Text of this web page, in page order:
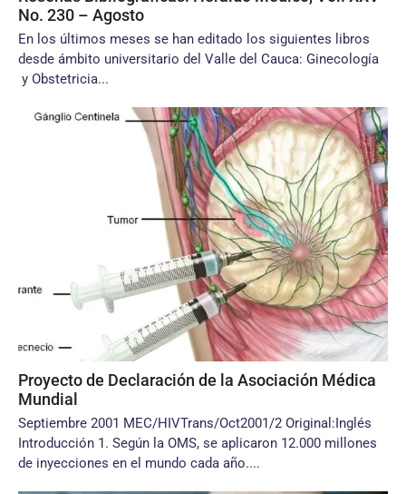
No. 230 – Agosto
En los últimos meses se han editado los siguientes libros
desde ámbito universitario del Valle del Cauca: Ginecología
y Obstetricia...
Proyecto de Declaración de la Asociación Médica
Mundial
Septiembre 2001 MEC/HIVTrans/Oct2001/2 Original:Inglés
Introducción 1. Según la OMS, se aplicaron 12.000 millones
de inyecciones en el mundo cada año....